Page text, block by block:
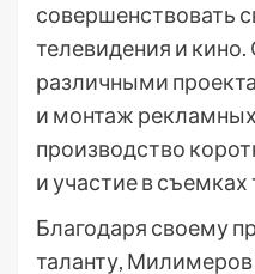
совершенствовать
телевидения и кино.
различными
и монтаж
производство
и участие в
Благодаря своему
таланту,